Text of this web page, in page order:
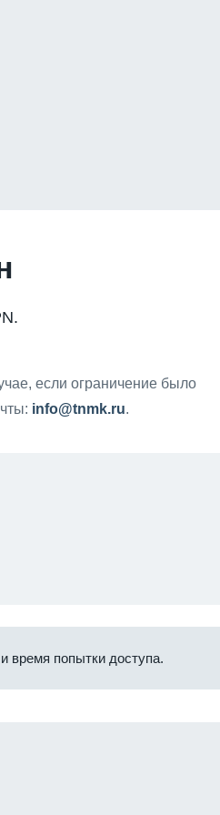
если ограничение было
info@tnmk.ru.
время попытки доступа.